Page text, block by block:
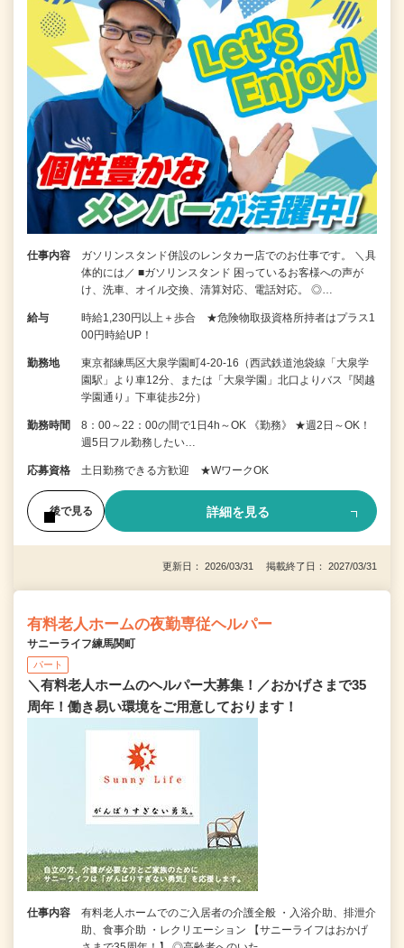
仕事内容
ガソリンスタンド併設のレンタカー店でのお仕事です。 ＼具
体的には／ ■ガソリンスタンド 困っているお客様への声が
け、洗車、オイル交換、清算対応、電話対応。 ◎…
給与
時給1,230円以上＋歩合 ★危険物取扱資格所持者はプラス1
00円時給UP！
勤務地
東京都練馬区大泉学園町4-20-16（西武鉄道池袋線「大泉学
園駅」より車12分、または「大泉学園」北口よりバス『関越
学園通り』下車徒歩2分）
勤務時間
8：00～22：00の間で1日4h～OK 《勤務》 ★週2日～OK！
週5日フル勤務したい…
応募資格 土日勤務できる方歓迎 ★WワークOK
後で見る 詳細を見る
更新日： 2026/03/31 掲載終了日： 2027/03/31
有料老人ホームの夜勤専従ヘルパー
サニーライフ練馬関町
パート
＼有料老人ホームのヘルパー大募集！／おかげさまで35
周年！働き易い環境をご用意しております！
仕事内容
有料老人ホームでのご入居者の介護全般 ・入浴介助、排泄介
助、食事介助 ・レクリエーション 【サニーライフはおかげ